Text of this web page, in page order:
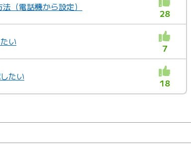
（電話機から設定）
28
い
7
たい
18